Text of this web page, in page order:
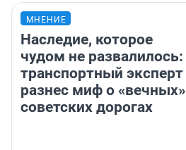
МНЕНИЕ
Наследие, которое
чудом не развалилось:
транспортный эксперт
разнес миф о «вечных»
советских дорогах